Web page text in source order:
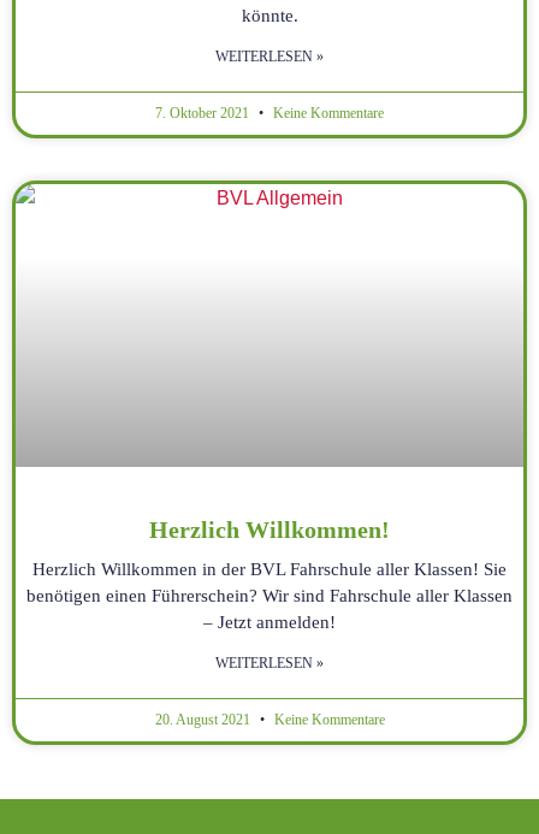
könnte.
WEITERLESEN »
7. Oktober 2021 Keine Kommentare
Herzlich Willkommen!
Herzlich Willkommen in der BVL Fahrschule aller Klassen! Sie
benötigen einen Führerschein? Wir sind Fahrschule aller Klassen
– Jetzt anmelden!
WEITERLESEN »
20. August 2021 Keine Kommentare